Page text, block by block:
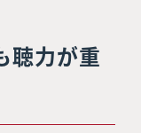
聴力が重